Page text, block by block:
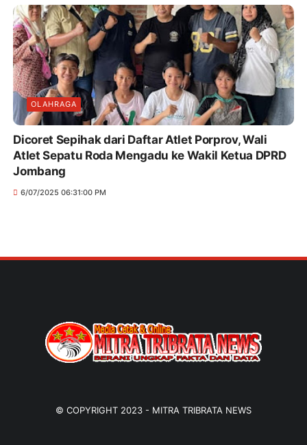
OLAHRAGA
Dicoret Sepihak dari Daftar Atlet Porprov, Wali
Atlet Sepatu Roda Mengadu ke Wakil Ketua DPRD
Jombang
6/07/2025 06:31:00 PM
© COPYRIGHT 2023 - MITRA TRIBRATA NEWS